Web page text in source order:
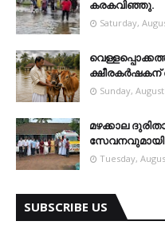
കരകവിഞ്ഞു.
Saturday,
Sunday,
മഴക്കാല
സേവനവുമായി
Tuesday,
SUBSCRIBE US